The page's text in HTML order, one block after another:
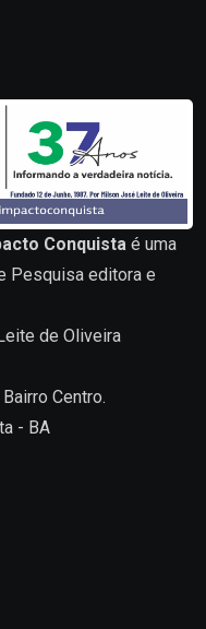
Conquista é uma
Pesquisa editora e
de Oliveira
Centro.
- BA